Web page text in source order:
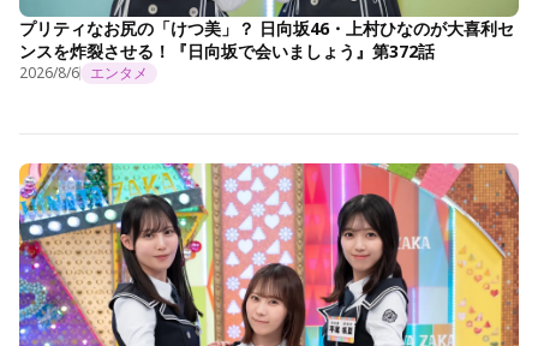
プリティなお尻の「けつ美」？ 日向坂46・上村ひなのが大喜利セ
ンスを炸裂させる！『日向坂で会いましょう』第372話
2026/8/6 エンタメ